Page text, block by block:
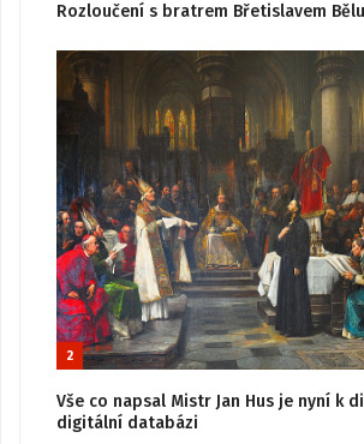
Rozloučení s bratrem Břetislavem
2
Vše co napsal Mistr Jan Hus je nyní k
digitální databázi